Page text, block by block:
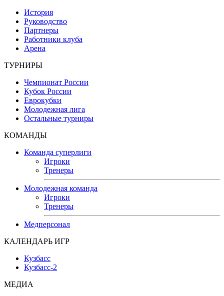
История
Руководство
Партнеры
Работники клуба
Арена
ТУРНИРЫ
Чемпионат России
Кубок России
Еврокубки
Молодежная лига
Остальные турниры
КОМАНДЫ
Команда суперлиги
Игроки
Тренеры
Молодежная команда
Игроки
Тренеры
Медперсонал
КАЛЕНДАРЬ ИГР
Кузбасс
Кузбасс-2
МЕДИА